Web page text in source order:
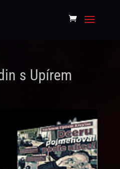
s Upírem